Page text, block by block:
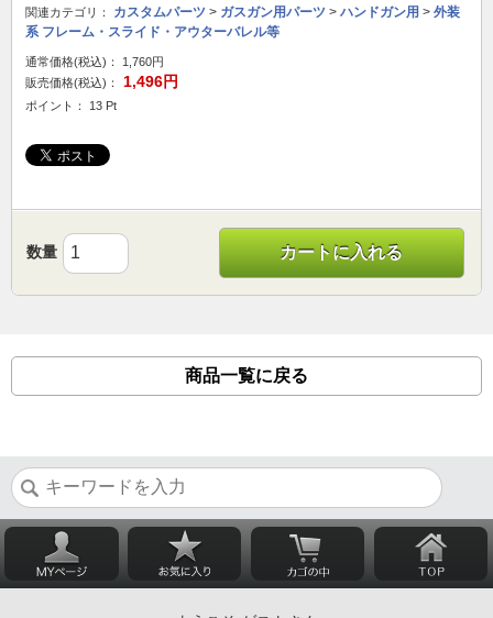
関連カテゴリ： カスタムパーツ > ガスガン用パーツ > ハンドガン用 > 外装
系 フレーム・スライド・アウターバレル等
通常価格(税込)：
1,760円
販売価格(税込)：
1,496円
ポイント： 13 Pt
数量 カートに入れる
商品一覧に戻る